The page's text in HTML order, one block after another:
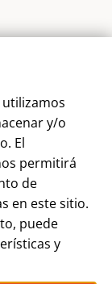
y/o
El
permitirá
de
en este sitio.
puede
y